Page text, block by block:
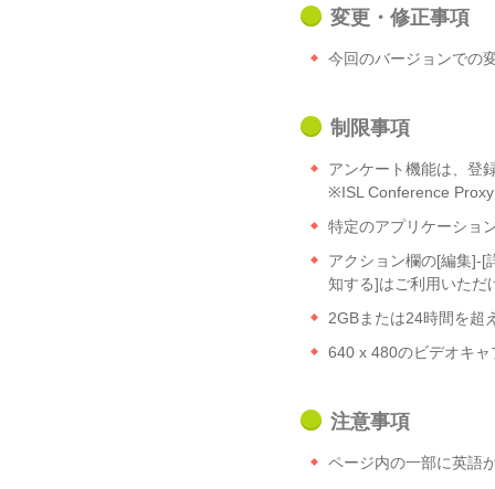
変更・修正事項
今回のバージョンでの
制限事項
アンケート機能は、登
※ISL Conference
特定のアプリケーショ
アクション欄の[編集]-[
知する]はご利用いただ
2GBまたは24時間を超
640 x 480のビデオキ
注意事項
ページ内の一部に英語